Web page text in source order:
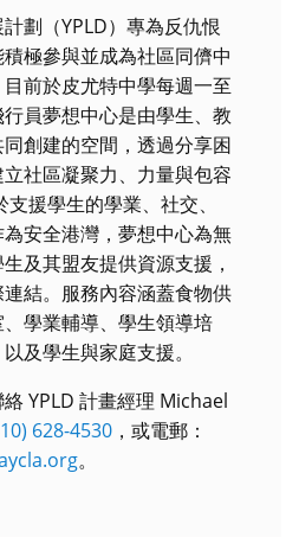
劃（YPLD）專為反仇恨
極參與並成為社區同儕中
前於皮尤特中學每週一至
員夢想中心是由學生、教
創建的空間，透過分享困
社區凝聚力、力量與包容
援學生的學業、社交、
安全港灣，夢想中心為無
及其盟友提供資源支援，
結。服務內容涵蓋食物供
學業輔導、學生領導培
及學生與家庭支援。
YPLD 計畫經理 Michael
628-4530 ，或電郵：
。